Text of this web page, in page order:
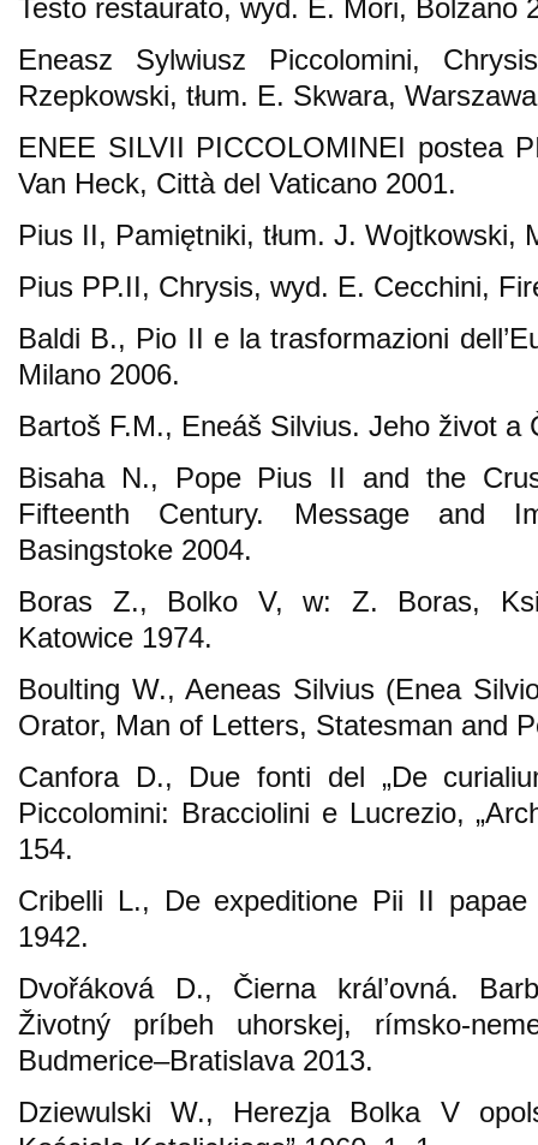
Testo restaurato, wyd. E. Mori, Bolzano
Eneasz Sylwiusz Piccolomini,
Rzepkowski, tłum. E. Skwara,
ENEE SILVII PICCOLOMINEI postea
Van Heck, Città del Vaticano 2001.
Pius II, Pamiętniki, tłum. J. Wojtkowski,
Pius PP.II, Chrysis, wyd. E. Cecchini,
Baldi B., Pio II e la trasformazioni
Milano 2006.
Bartoš F.M., Eneáš Silvius. Jeho život a
Bisaha N., Pope Pius II and the
Fifteenth Century. Message and
Basingstoke 2004.
Boras Z., Bolko V, w: Z. Boras,
Katowice 1974.
Boulting W., Aeneas Silvius (Enea
Orator, Man of Letters, Statesman and
Canfora D., Due fonti del „De
Piccolomini: Bracciolini e Lucrezio,
154.
Cribelli L., De expeditione Pii II papae
1942.
Dvořáková D., Čierna král’ovná.
Životný príbeh uhorskej, rímsko-
Budmerice–Bratislava 2013.
Dziewulski W., Herezja Bolka V